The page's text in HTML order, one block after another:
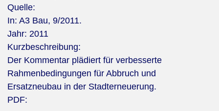
Quelle:
In: A3 Bau, 9/2011.
Jahr: 2011
Kurzbeschreibung:
Der Kommentar plädiert für verbesserte
Rahmenbedingungen für Abbruch und
Ersatzneubau in der Stadterneuerung.
PDF: